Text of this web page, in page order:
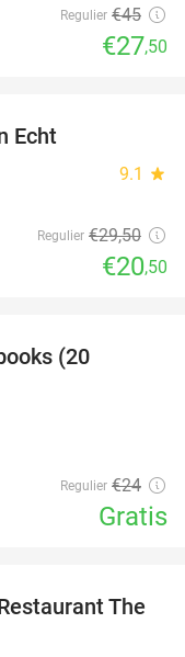
Regulier €45
€27,50
Echt
9.1 star
Regulier €29,50
€20,50
(20
Regulier €24
Gratis
21%
The